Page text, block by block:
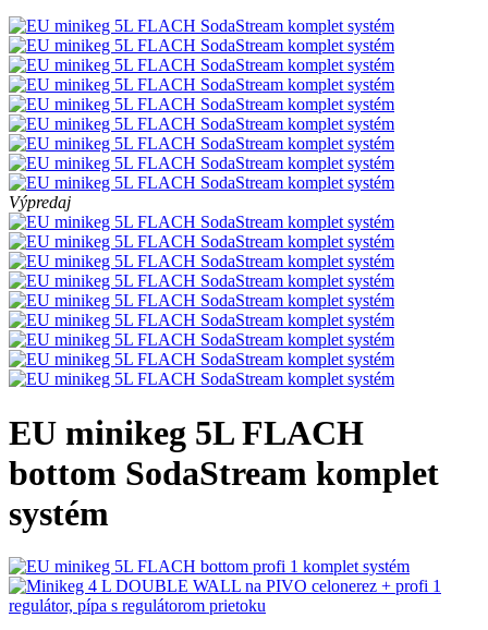
Výpredaj
EU minikeg 5L FLACH
bottom SodaStream komplet
systém